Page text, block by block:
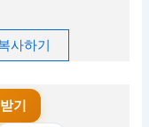
사하기
기